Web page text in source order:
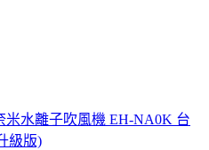
米水離子吹風機 EH-NA0K 台
級版)